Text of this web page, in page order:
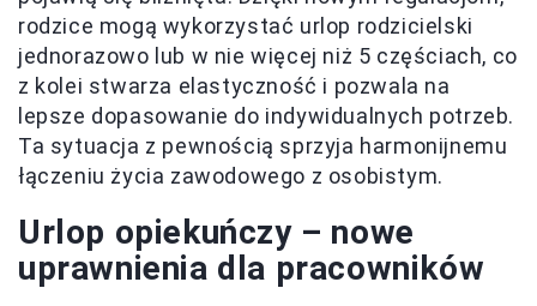
rodzice mogą wykorzystać urlop rodzicielski
jednorazowo lub w nie więcej niż 5 częściach, co
z kolei stwarza elastyczność i pozwala na
lepsze dopasowanie do indywidualnych potrzeb.
Ta sytuacja z pewnością sprzyja harmonijnemu
łączeniu życia zawodowego z osobistym.
Urlop opiekuńczy – nowe
uprawnienia dla pracowników